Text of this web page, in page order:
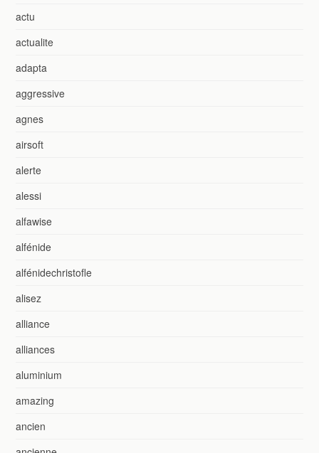
actu
actualite
adapta
aggressive
agnes
airsoft
alerte
alessi
alfawise
alfénide
alfénidechristofle
alisez
alliance
alliances
aluminium
amazing
ancien